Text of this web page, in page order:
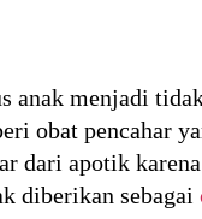
anak menjadi
obat pencahar
dari apotik
diberikan sebagai